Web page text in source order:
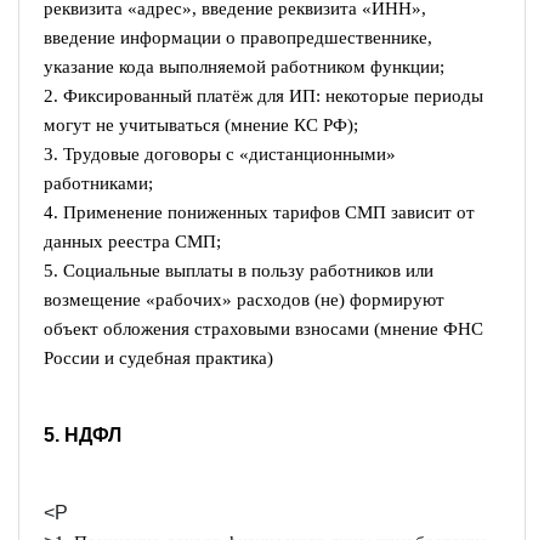
реквизита «адрес», введение реквизита «ИНН»,
введение информации о правопредшественнике,
указание кода выполняемой работником функции;
2. Фиксированный платёж для ИП: некоторые периоды
могут не учитываться (мнение КС РФ);
3. Трудовые договоры с «дистанционными»
работниками;
4. Применение пониженных тарифов СМП зависит от
данных реестра СМП;
5. Социальные выплаты в пользу работников или
возмещение «рабочих» расходов (не) формируют
объект обложения страховыми взносами (мнение ФНС
России и судебная практика)
5. НДФЛ
<P